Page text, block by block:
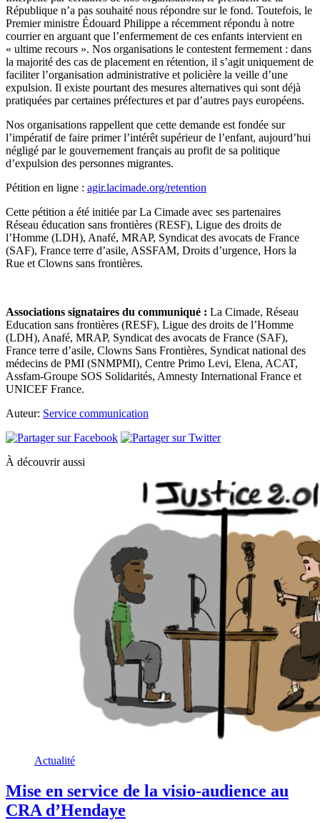
République n’a pas souhaité nous répondre sur le fond. Toutefois, le
Premier ministre Édouard Philippe a récemment répondu à notre
courrier en arguant que l’enfermement de ces enfants intervient en
« ultime recours ». Nos organisations le contestent fermement : dans
la majorité des cas de placement en rétention, il s’agit uniquement de
faciliter l’organisation administrative et policière la veille d’une
expulsion. Il existe pourtant des mesures alternatives qui sont déjà
pratiquées par certaines préfectures et par d’autres pays européens.
Nos organisations rappellent que cette demande est fondée sur
l’impératif de faire primer l’intérêt supérieur de l’enfant, aujourd’hui
négligé par le gouvernement français au profit de sa politique
d’expulsion des personnes migrantes.
Pétition en ligne : agir.lacimade.org/retention
Cette pétition a été initiée par La Cimade avec ses partenaires
Réseau éducation sans frontières (RESF), Ligue des droits de
l’Homme (LDH), Anafé, MRAP, Syndicat des avocats de France
(SAF), France terre d’asile, ASSFAM, Droits d’urgence, Hors la
Rue et Clowns sans frontières.
Associations signataires du communiqué : La Cimade, Réseau
Education sans frontières (RESF), Ligue des droits de l’Homme
(LDH), Anafé, MRAP, Syndicat des avocats de France (SAF),
France terre d’asile, Clowns Sans Frontières, Syndicat national des
médecins de PMI (SNMPMI), Centre Primo Levi, Elena, ACAT,
Assfam-Groupe SOS Solidarités, Amnesty International France et
UNICEF France.
Auteur: Service communication
À découvrir aussi
Actualité
Mise en service de la visio-audience au
CRA d’Hendaye